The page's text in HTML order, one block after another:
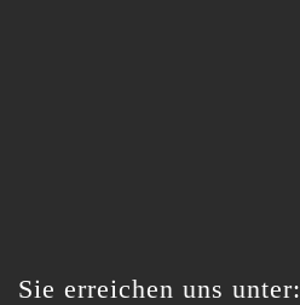
Sie erreichen uns unter: